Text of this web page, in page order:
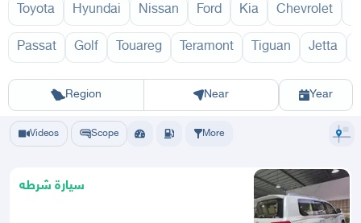
Toyota Hyundai Nissan Ford Kia Chevrolet
Passat Golf Touareg Teramont Tiguan Jetta
Region
Riyadh Eastern Region Yanbu Hafar Al BatinMadinah
Near Year
Videos Scope More
سيارة شرطه